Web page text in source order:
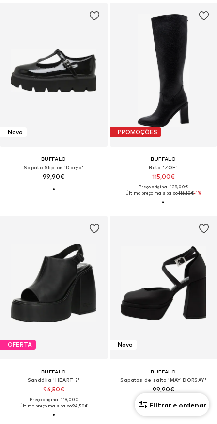
Novo
BUFFALO
Sapato Slip-on 'Darya'
99,90€
PROMOÇÕES
BUFFALO
Bota 'ZOE'
115,00€
Preço original: 129,00€
Último preço mais baixo:116,10€-1%
OFERTA
BUFFALO
Sandália 'HEART 2'
94,50€
Preço original: 119,00€
Último preço mais baixo:94,50€
Novo
BUFFALO
Sapatos de salto 'MAY DORSAY'
99,90€
Filtrar e ordenar